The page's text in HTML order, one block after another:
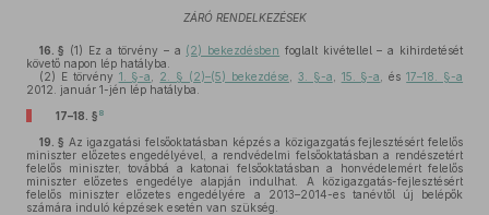
ZÁRÓ RENDELKEZÉSEK
16. § (1) Ez a törvény – a (2) bekezdésben foglalt kivétellel – a kihirdetését
követő napon lép hatályba.
(2) E törvény 1. §-a 2. § (2)–(5) bekezdése 3. §-a 15. §-a , és17–18. §-a
2012. január 1-jén lép hatályba.
17–18. § 8
19. § Az igazgatási felsőoktatásban képzés a közigazgatás fejlesztésért felelős
miniszter előzetes engedélyével, a rendvédelmi felsőoktatásban a rendészetért
felelős miniszter, továbbá a katonai felsőoktatásban a honvédelemért felelős
miniszter előzetes engedélye alapján indulhat. A közigazgatás-fejlesztésért
felelős miniszter előzetes engedélyére a 2013–2014-es tanévtől új belépők
számára induló képzések esetén van szükség.